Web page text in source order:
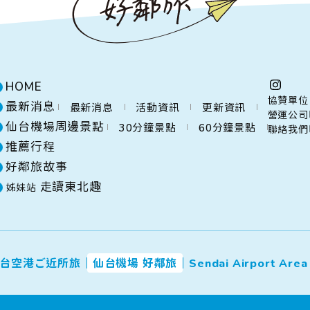
HOME
最新消息
最新消息 活動資訊 更新資訊
仙台機場周邊景點 30分鐘景點 60分鐘景點
推薦行程
好鄰旅故事
姊妹站 走讀東北趣
協贊單位
營運公司
聯絡我們
空港ご近所旅 仙台機場 好鄰旅 Sendai Airport Area